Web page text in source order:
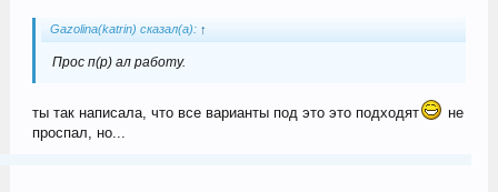
Gazolina(katrin) сказал(а): ↑
Прос п(р) ал работу.
ты так написала, что все варианты под это это подходят
не
проспал, но...